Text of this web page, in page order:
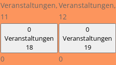
Veranstaltungen,
11
Veranstaltungen,
12
0
Veranstaltungen
18
0
0
Veranstaltungen
19
0